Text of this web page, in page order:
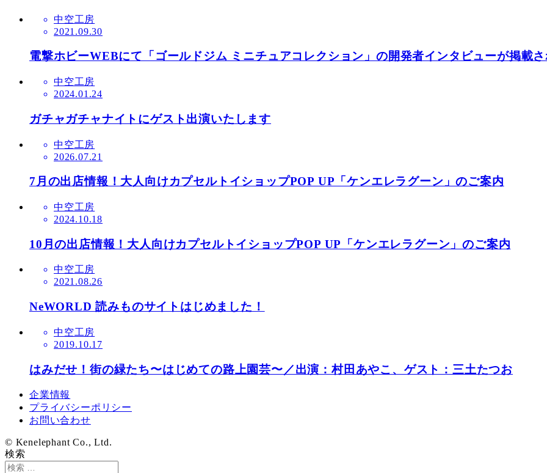
中空工房
2021.09.30
電撃ホビーWEBにて「ゴールドジム ミニチュアコレクション」の開発者インタビューが掲載
中空工房
2024.01.24
ガチャガチャナイトにゲスト出演いたします
中空工房
2026.07.21
7月の出店情報！大人向けカプセルトイショップPOP UP「ケンエレラグーン」のご案内
中空工房
2024.10.18
10月の出店情報！大人向けカプセルトイショップPOP UP「ケンエレラグーン」のご案内
中空工房
2021.08.26
NeWORLD 読みものサイトはじめました！
中空工房
2019.10.17
はみだせ！街の緑たち〜はじめての路上園芸〜／出演：村田あやこ、ゲスト：三土たつお
企業情報
プライバシーポリシー
お問い合わせ
© Kenelephant Co., Ltd.
検索